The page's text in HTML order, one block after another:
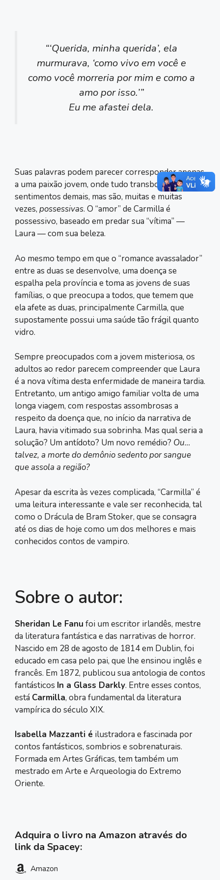
“‘Querida, minha querida’, ela
murmurava, ‘como vivo em você e
como você morreria por mim e como a
amo por isso.’”
Eu me afastei dela.
Suas palavras podem parecer corresponder apenas
a uma paixão jovem, onde tudo transborda
sentimentos demais, mas são, muitas e muitas
vezes, possessivas. O “amor” de Carmilla é
possessivo, baseado em predar sua “vítima” —
Laura — com sua beleza.
Ao mesmo tempo em que o “romance avassalador”
entre as duas se desenvolve, uma doença se
espalha pela província e toma as jovens de suas
famílias, o que preocupa a todos, que temem que
ela afete as duas, principalmente Carmilla, que
supostamente possui uma saúde tão frágil quanto
vidro.
Sempre preocupados com a jovem misteriosa, os
adultos ao redor parecem compreender que Laura
é a nova vítima desta enfermidade de maneira tardia.
Entretanto, um antigo amigo familiar volta de uma
longa viagem, com respostas assombrosas a
respeito da doença que, no início da narrativa de
Laura, havia vitimado sua sobrinha. Mas qual seria a
solução? Um antídoto? Um novo remédio? Ou…
talvez, a morte do demônio sedento por sangue
que assola a região?
Apesar da escrita às vezes complicada, “Carmilla” é
uma leitura interessante e vale ser reconhecida, tal
como o Drácula de Bram Stoker, que se consagra
até os dias de hoje como um dos melhores e mais
conhecidos contos de vampiro.
Sobre o autor:
Sheridan Le Fanu foi um escritor irlandês, mestre
da literatura fantástica e das narrativas de horror.
Nascido em 28 de agosto de 1814 em Dublin, foi
educado em casa pelo pai, que lhe ensinou inglês e
francês. Em 1872, publicou sua antologia de contos
fantásticos In a Glass Darkly. Entre esses contos,
está Carmilla, obra fundamental da literatura
vampírica do século XIX.
Isabella Mazzanti é ilustradora e fascinada por
contos fantásticos, sombrios e sobrenaturais.
Formada em Artes Gráficas, tem também um
mestrado em Arte e Arqueologia do Extremo
Oriente.
Adquira o livro na Amazon através do
link da Spacey:
Amazon